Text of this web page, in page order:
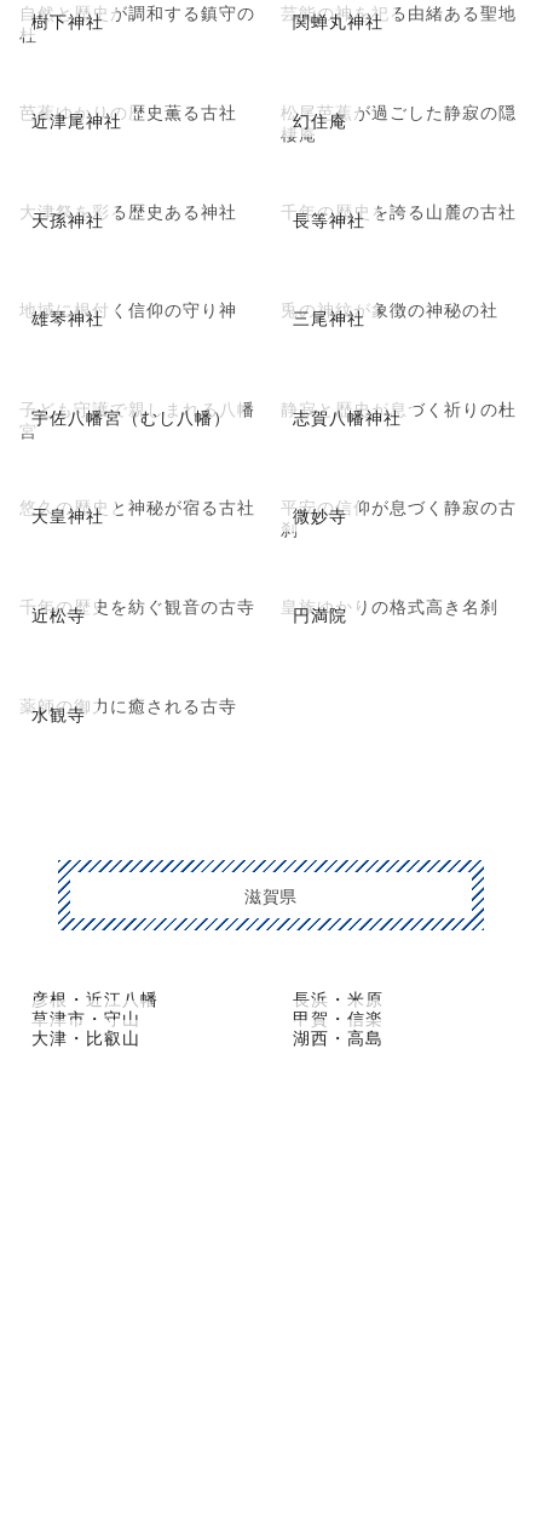
樹下神社
自然と歴史が調和する鎮守の
杜
関蝉丸神社
芸能の神を祀る由緒ある聖地
近津尾神社
芭蕉ゆかりの歴史薫る古社 幻住庵
松尾芭蕉が過ごした静寂の隠
棲庵
天孫神社
大津祭を彩る歴史ある神社 長等神社
千年の歴史を誇る山麓の古社
雄琴神社
地域に根付く信仰の守り神 三尾神社
兎の神紋が象徴の神秘の社
宇佐八幡宮（むし八幡）
子ども守護で親しまれる八幡
宮
志賀八幡神社
静寂と歴史が息づく祈りの杜
天皇神社
悠久の歴史と神秘が宿る古社 微妙寺
平安の信仰が息づく静寂の古
刹
近松寺
千年の歴史を紡ぐ観音の古寺 円満院
皇族ゆかりの格式高き名刹
水観寺
薬師の御力に癒される古寺
滋賀県
彦根・近江八幡
長浜・米原
草津市・守山
甲賀・信楽
大津・比叡山
湖西・高島